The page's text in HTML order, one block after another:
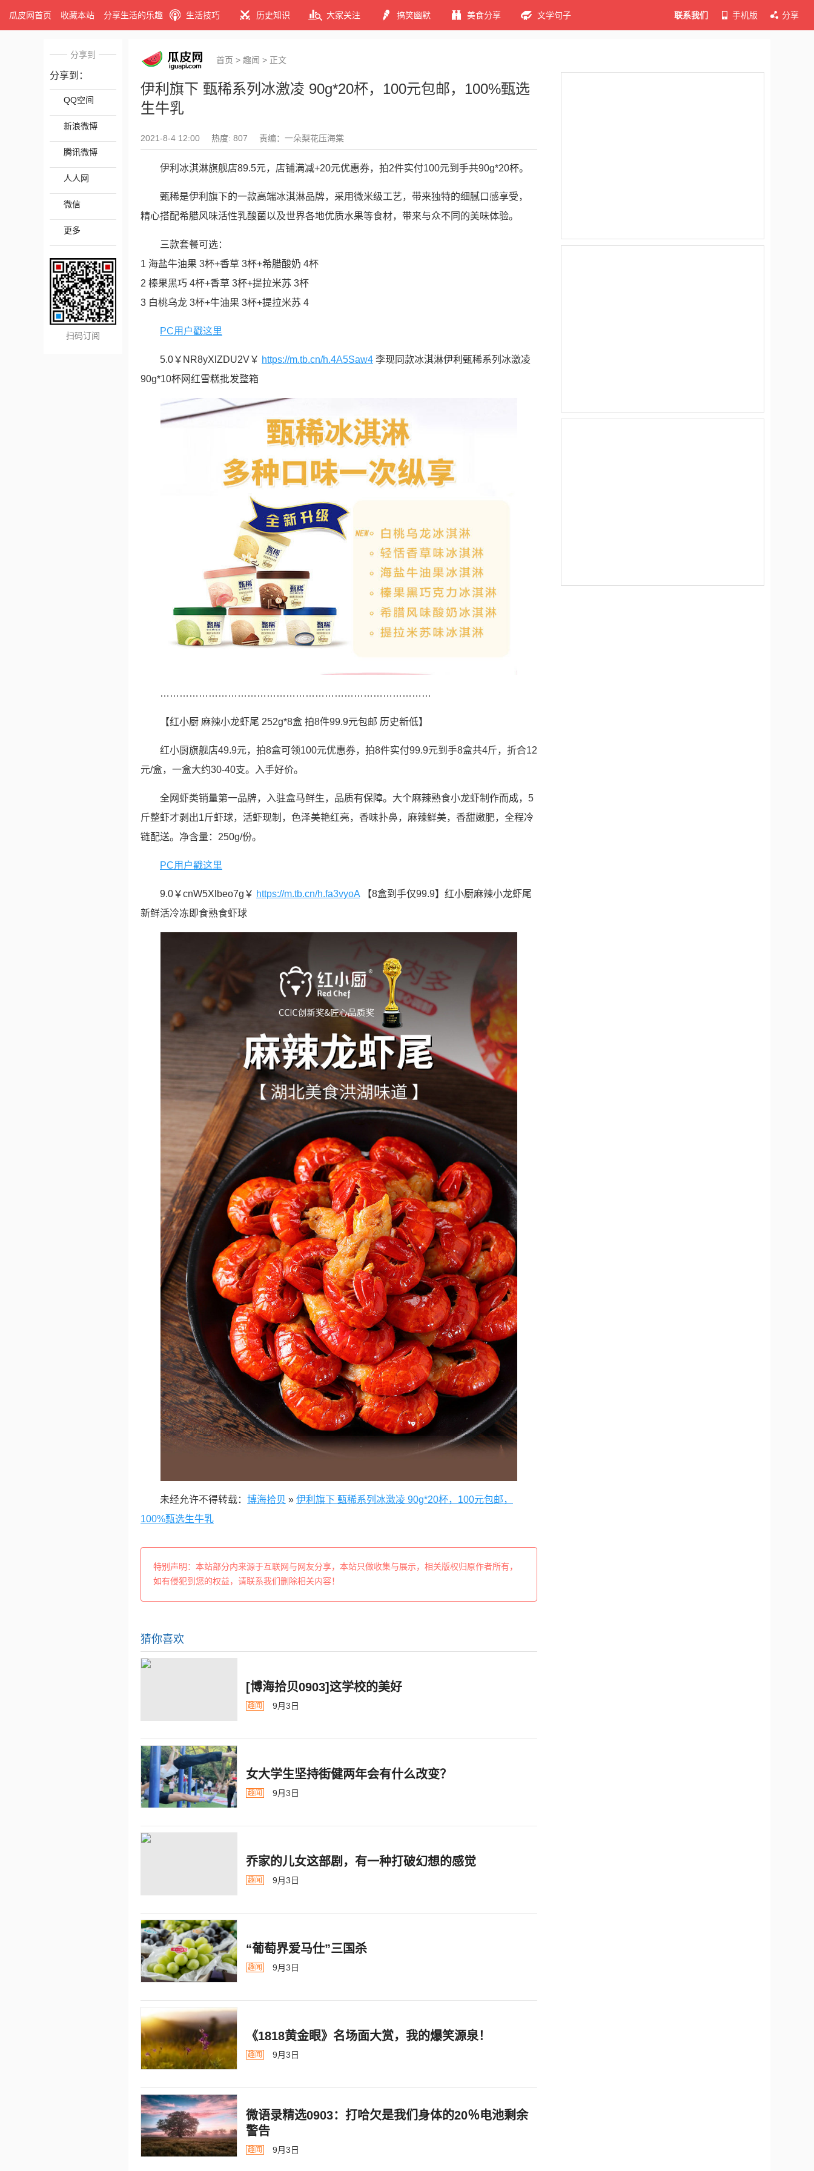
瓜皮网首页 收藏本站 分享生活的乐趣 生活技巧 历史知识 大家关注 搞笑幽默 美食分享 文学句子 联系我们 手机版 分享
分享到
分享到：
QQ空间
新浪微博
腾讯微博
人人网
微信
更多
扫码订阅
首页 > 趣闻 > 正文
伊利旗下 甄稀系列冰激凌 90g*20杯，100元包邮，100%甄选
生牛乳
2021-8-4 12:00 热度: 807 责编：一朵梨花压海棠
伊利冰淇淋旗舰店89.5元，店铺满减+20元优惠券，拍2件实付100元到手共90g*20杯。
甄稀是伊利旗下的一款高端冰淇淋品牌，采用微米级工艺，带来独特的细腻口感享受，
精心搭配希腊风味活性乳酸菌以及世界各地优质水果等食材，带来与众不同的美味体验。
三款套餐可选：
1 海盐牛油果 3杯+香草 3杯+希腊酸奶 4杯
2 榛果黑巧 4杯+香草 3杯+提拉米苏 3杯
3 白桃乌龙 3杯+牛油果 3杯+提拉米苏 4
PC用户戳这里
5.0￥NR8yXlZDU2V￥ https://m.tb.cn/h.4A5Saw4 李现同款冰淇淋伊利甄稀系列冰激凌
90g*10杯网红雪糕批发整箱
…………………………………………………………………………
【红小厨 麻辣小龙虾尾 252g*8盒 拍8件99.9元包邮 历史新低】
红小厨旗舰店49.9元，拍8盒可领100元优惠券，拍8件实付99.9元到手8盒共4斤，折合12
元/盒，一盒大约30-40支。入手好价。
全网虾类销量第一品牌，入驻盒马鲜生，品质有保障。大个麻辣熟食小龙虾制作而成，5
斤整虾才剥出1斤虾球，活虾现制，色泽美艳红亮，香味扑鼻，麻辣鲜美，香甜嫩肥，全程冷
链配送。净含量：250g/份。
PC用户戳这里
9.0￥cnW5Xlbeo7g￥ https://m.tb.cn/h.fa3vyoA【8盒到手仅99.9】红小厨麻辣小龙虾尾
新鲜活冷冻即食熟食虾球
未经允许不得转载： 博海拾贝 » 伊利旗下 甄稀系列冰激凌 90g*20杯，100元包邮，
100%甄选生牛乳
特别声明：本站部分内来源于互联网与网友分享，本站只做收集与展示，相关版权归原作者所有，
如有侵犯到您的权益，请联系我们删除相关内容！
猜你喜欢
[博海拾贝0903]这学校的美好
趣闻 9月3日
女大学生坚持街健两年会有什么改变？
趣闻 9月3日
乔家的儿女这部剧，有一种打破幻想的感觉
趣闻 9月3日
“葡萄界爱马仕”三国杀
趣闻 9月3日
《1818黄金眼》名场面大赏，我的爆笑源泉！
趣闻 9月3日
微语录精选0903：打哈欠是我们身体的20％电池剩余
警告
趣闻 9月3日